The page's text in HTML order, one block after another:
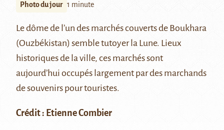
Photo du jour 1 minute
Le dôme de l’un des marchés couverts de Boukhara
(Ouzbékistan) semble tutoyer la Lune. Lieux
historiques de la ville, ces marchés sont
aujourd’hui occupés largement par des marchands
de souvenirs pour touristes.
Crédit : Etienne Combier